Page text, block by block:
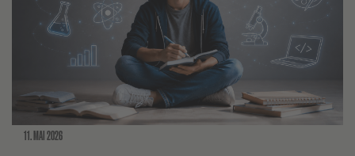
11. MAI 2026